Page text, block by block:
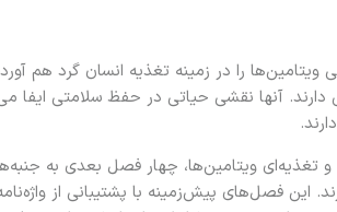
ویتامین‌ها را در زمینه تغذیه انسان گرد هم
دارند. آنها نقشی حیاتی در حفظ سلامتی ایفا
ویتامین‌ها، چهار فصل بعدی به
این فصل‌های پیش‌زمینه با پشتیبانی از